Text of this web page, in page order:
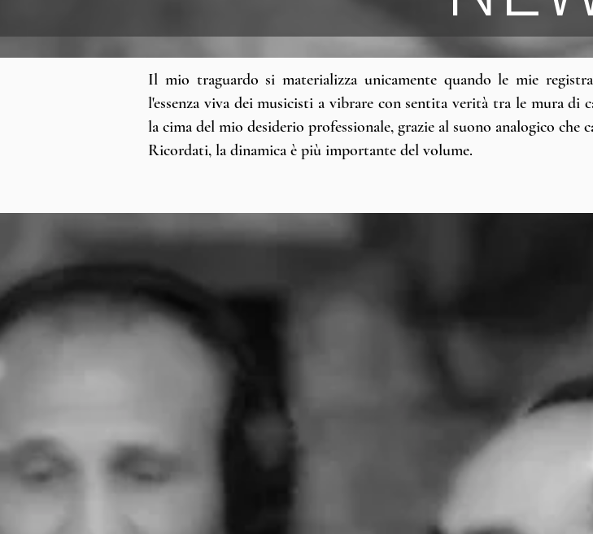
Il mio traguardo si materializza unicamente quando le mie
l'essenza viva dei musicisti a vibrare con sentita verità tra le mura di
la cima del mio desiderio professionale, grazie al suono analogico che
Ricordati, la dinamica è più importante del volume.